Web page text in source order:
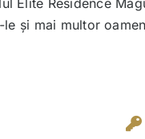
și mai multor